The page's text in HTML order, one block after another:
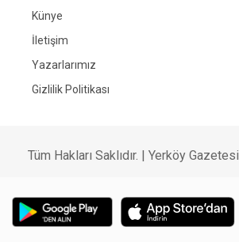
Künye
İletişim
Yazarlarımız
Gizlilik Politikası
Tüm Hakları Saklıdır. | Yerköy Gazetesi